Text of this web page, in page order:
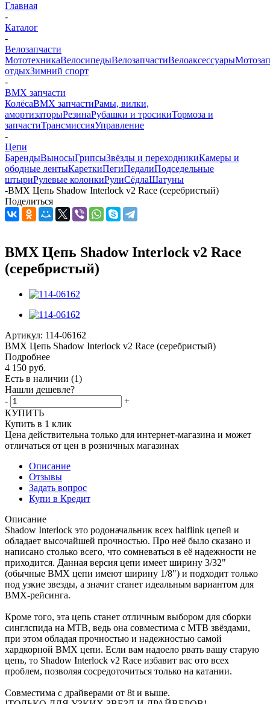
Главная
-
Каталог
-
Велозапчасти
МототехникаВелосипедыВелозапчастиВелоаксессуары
отдыхЗимний спорт
-
BMX запчасти
КолёсаBMX запчастиРамы, вилки,
амортизаторыРезинаРубашки и тросикиТормоза и
запчастиТрансмиссияУправление
-
Цепи
БарендыВыносыГрипсыЗвёзды и переходникиКамеры и
ободные лентыКареткиПегиПедалиПодседельные
штыриРулевые колонкиРулиСёдлаШатуны
-BMX Цепь Shadow Interlock v2 Race (серебристый)
Поделиться
BMX Цепь Shadow Interlock v2 Race
(серебристый)
Артикул: 114-06162
BMX Цепь Shadow Interlock v2 Race (серебристый)
Подробнее
4 150 руб.
Есть в наличии (1)
Нашли дешевле?
-
+
КУПИТЬ
Купить в 1 клик
Цена действительна только для интернет-магазина и может
отличаться от цен в розничных магазинах
Описание
Отзывы
Задать вопрос
Купи в Кредит
Описание
Shadow Interlock это родоначальник всех halflink цепей и
обладает высочайшей прочностью. Про неё было сказано и
написано столько всего, что сомневаться в её надежности не
приходится. Данная версия цепи имеет ширину 3/32"
(обычные BMX цепи имеют ширину 1/8") и подходит только
под узкие звезды, а значит станет идеальным вариантом для
BMX-рейсинга.
Кроме того, эта цепь станет отличным выбором для сборки
синглспида на MTB, ведь она совместима с MTB звёздами,
при этом обладая прочностью и надежностью самой
хардкорной BMX цепи. Если вам надоело рвать вашу старую
цепь, то Shadow Interlock v2 Race избавит вас ото всех
проблем, позволяя сосредоточиться только на катании.
Совместима с драйверами от 8t и выше.